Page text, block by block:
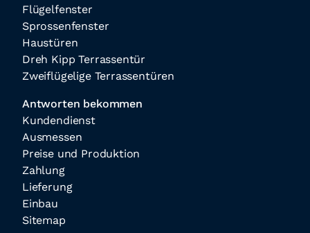
Flügelfenster
Sprossenfenster
Haustüren
Dreh Kipp Terrassentür
Zweiflügelige Terrassentüren
Antworten bekommen
Kundendienst
Ausmessen
Preise und Produktion
Zahlung
Lieferung
Einbau
Sitemap